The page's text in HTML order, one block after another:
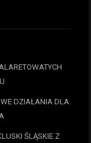
DZIAŁANIA DLA
ŚLĄSKIE Z